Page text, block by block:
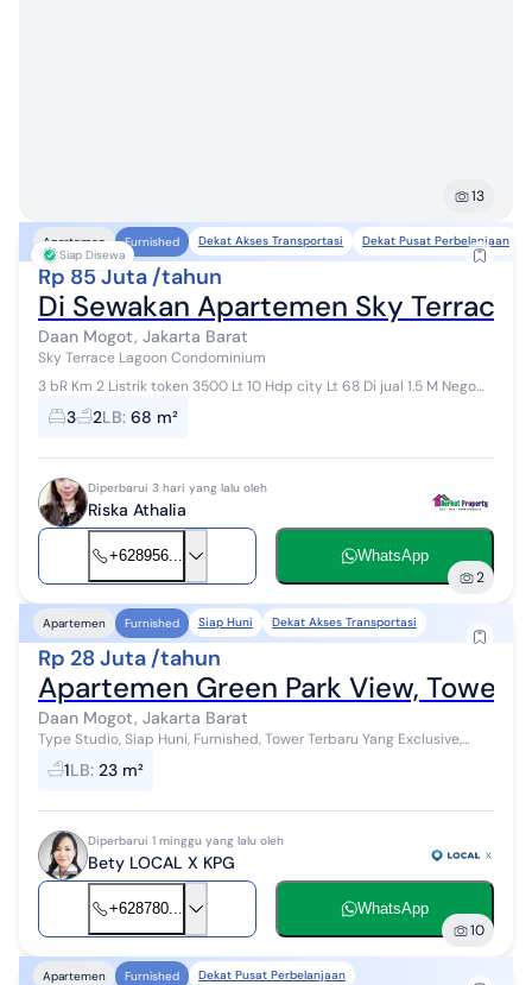
13
Siap Disewa
Apartemen Furnished Dekat Akses Transportasi Dekat Pusat Perbelanjaan
Rp 85 Juta /tahun
Di Sewakan Apartemen Sky Terrace
Daan Mogot, Jakarta Barat
Sky Terrace Lagoon Condominium
3 bR Km 2 Listrik token 3500 Lt 10 Hdp city Lt 68 Di jual 1.5 M Nego
disewakan 85 juta Nego Apartemen Sky Terrace Lagoon
Condominium di Daan...
3 2LB: 68 m²
Diperbarui 3 hari yang lalu oleh
Riska Athalia
+628956... WhatsApp
2
Apartemen Furnished Siap Huni Dekat Akses Transportasi
Rp 28 Juta /tahun
Apartemen Green Park View, Tower
Daan Mogot, Jakarta Barat
Type Studio, Siap Huni, Furnished, Tower Terbaru Yang Exclusive,
Lokasi Strategis Dekat Halte Busway For Rent - Sewa Apartemen
Green Park View, To...
1LB: 23 m²
Diperbarui 1 minggu yang lalu oleh
Bety LOCAL X KPG
+628780... WhatsApp
10
Apartemen Furnished Dekat Pusat Perbelanjaan